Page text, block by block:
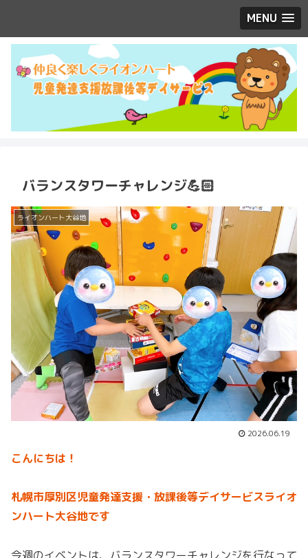
MENU
バランスタワーチャレンジ💪🏻
ライオンハート大谷地
2026.06.19
こんにちは！
札幌市厚別区児童発達支援・放課後等デイサービスライオ
ンハート大谷地です